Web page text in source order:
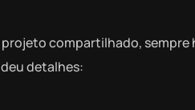
compartilhado,
detalhes: